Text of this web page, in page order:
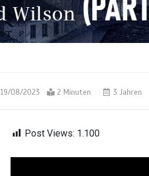
19/08/2023 2 Minuten 3 Jahren
Post Views: 1.100